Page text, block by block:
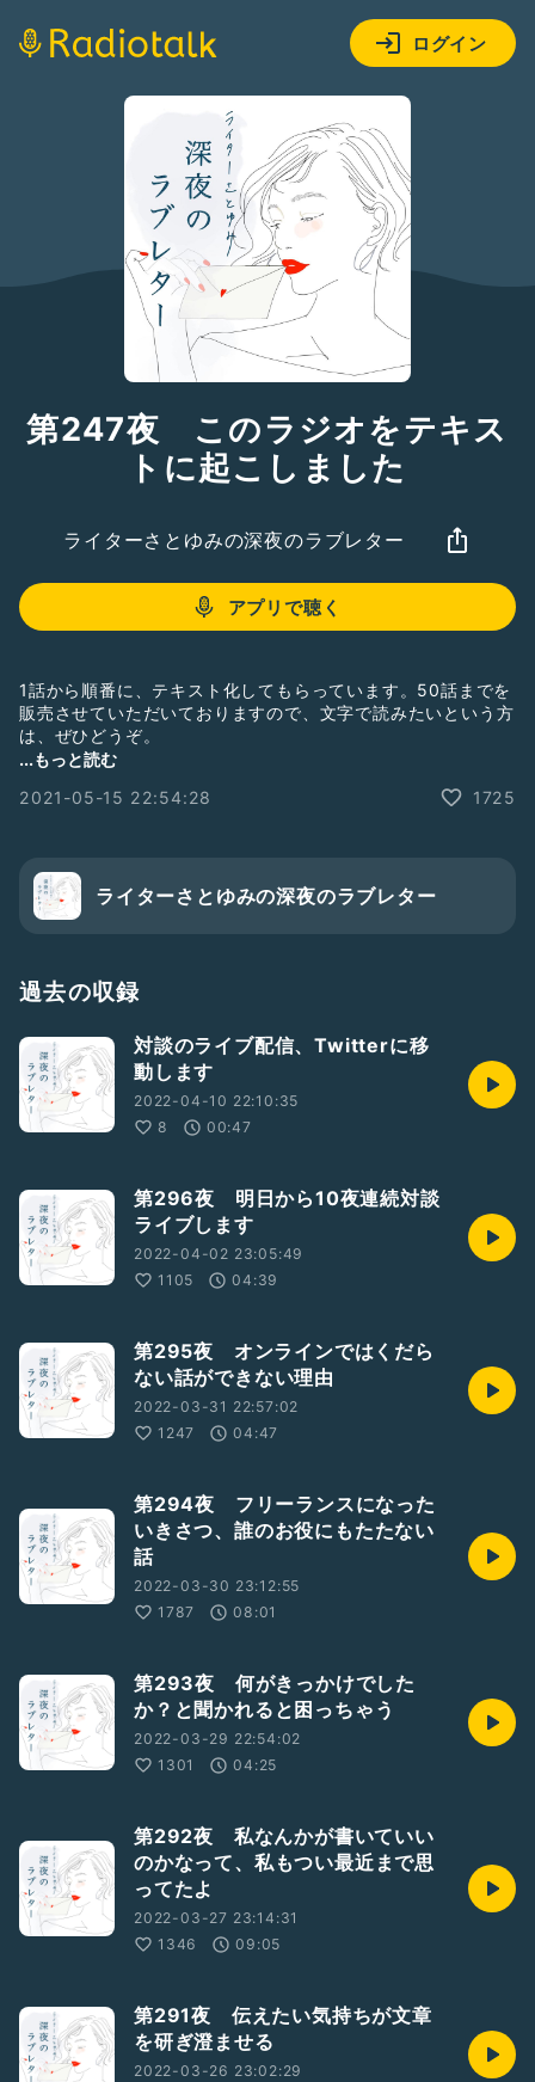
ログイン
第247夜 このラジオをテキス
トに起こしました
ライターさとゆみの深夜のラブレター
アプリで聴く
1話から順番に、テキスト化してもらっています。50話までを
販売させていただいておりますので、文字で読みたいという方
は、ぜひどうぞ。
#フリーランス
...もっと読む
2021-05-15 22:54:28
1725
ライターさとゆみの深夜のラブレター
過去の収録
対談のライブ配信、Twitterに移
動します
2022-04-10 22:10:35
8
00:47
第296夜 明日から10夜連続対談
ライブします
2022-04-02 23:05:49
1105
04:39
第295夜 オンラインではくだら
ない話ができない理由
2022-03-31 22:57:02
1247
04:47
第294夜 フリーランスになった
いきさつ、誰のお役にもたたない
話
2022-03-30 23:12:55
1787
08:01
第293夜 何がきっかけでした
か？と聞かれると困っちゃう
2022-03-29 22:54:02
1301
04:25
第292夜 私なんかが書いていい
のかなって、私もつい最近まで思
ってたよ
2022-03-27 23:14:31
1346
09:05
第291夜 伝えたい気持ちが文章
を研ぎ澄ませる
2022-03-26 23:02:29